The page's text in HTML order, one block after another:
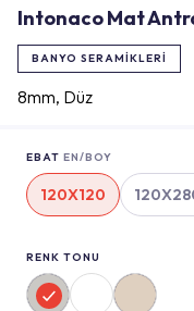
Intonaco Mat
BANYO SERAMIKLERI
8mm, Düz
EBAT EN/BOY
120X120
RENK TONU